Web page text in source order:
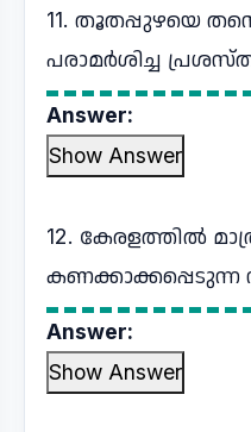
11. തൂതപ്പുഴയെ
പരാമർശിച്ച
Answer:
Show Answer
12. കേരളത്തിൽ
കണക്കാക്കപ്പെടുന്ന
Answer:
Show Answer